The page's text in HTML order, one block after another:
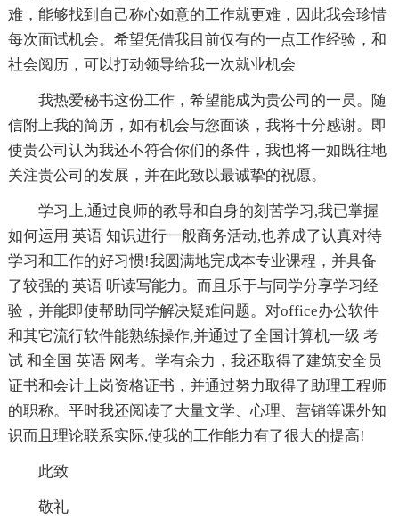
难，能够找到自己称心如意的工作就更难，因此我会珍惜
每次面试机会。希望凭借我目前仅有的一点工作经验，和
社会阅历，可以打动领导给我一次就业机会
我热爱秘书这份工作，希望能成为贵公司的一员。随
信附上我的简历，如有机会与您面谈，我将十分感谢。即
使贵公司认为我还不符合你们的条件，我也将一如既往地
关注贵公司的发展，并在此致以最诚挚的祝愿。
学习上,通过良师的教导和自身的刻苦学习,我已掌握
如何运用 英语 知识进行一般商务活动,也养成了认真对待
学习和工作的好习惯!我圆满地完成本专业课程，并具备
了较强的 英语 听读写能力。而且乐于与同学分享学习经
验，并能即使帮助同学解决疑难问题。对office办公软件
和其它流行软件能熟练操作,并通过了全国计算机一级 考
试 和全国 英语 网考。学有余力，我还取得了建筑安全员
证书和会计上岗资格证书，并通过努力取得了助理工程师
的职称。平时我还阅读了大量文学、心理、营销等课外知
识而且理论联系实际,使我的工作能力有了很大的提高!
此致
敬礼